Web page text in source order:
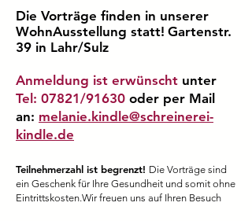
Die Vorträge finden in unserer
WohnAusstellung statt! Gartenstr.
39 in Lahr/Sulz
Anmeldung ist erwünscht unter
Tel: 07821/91630 oder per Mail
an: melanie.kindle@schreinerei-
kindle.de
Teilnehmerzahl ist begrenzt! Die Vorträge sind
ein Geschenk für Ihre Gesundheit und somit ohne
Eintrittskosten.Wir freuen uns auf Ihren Besuch